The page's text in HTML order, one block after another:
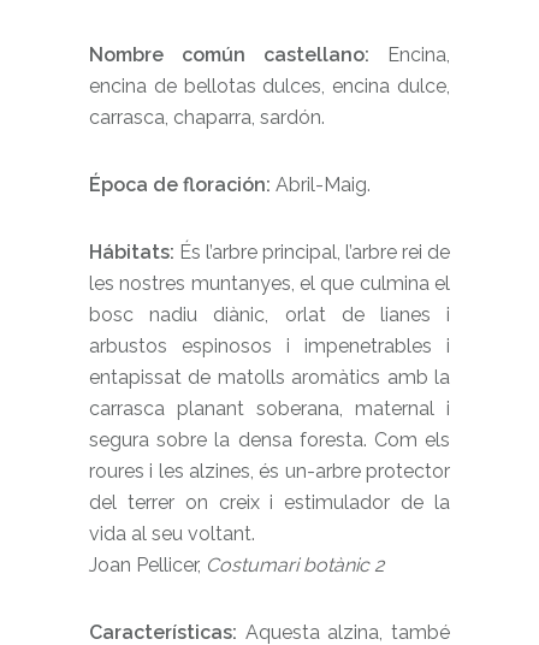
Nombre común castellano: Encina,
encina de bellotas dulces, encina dulce,
carrasca, chaparra, sardón.
Época de floración: Abril-Maig.
Hábitats: És l’arbre principal, l’arbre rei de
les nostres muntanyes, el que culmina el
bosc nadiu diànic, orlat de lianes i
arbustos espinosos i impenetrables i
entapissat de matolls aromàtics amb la
carrasca planant soberana, maternal i
segura sobre la densa foresta. Com els
roures i les alzines, és un-arbre protector
del terrer on creix i estimulador de la
vida al seu voltant.
Joan Pellicer, Costumari botànic 2
Características: Aquesta alzina, també